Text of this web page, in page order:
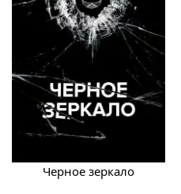
Черное зеркало